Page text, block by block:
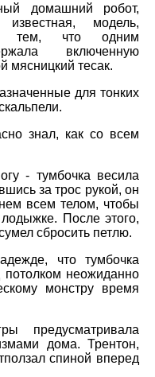
домашний робот,
модель,
тем, что одним
включенную
мясницкий тесак.
для тонких
знал, как со всем
- тумбочка весила
за трос рукой, он
всем телом, чтобы
После этого,
сбросить петлю.
что тумбочка
потолком неожиданно
монстру время
предусматривала
дома. Трентон,
спиной вперед